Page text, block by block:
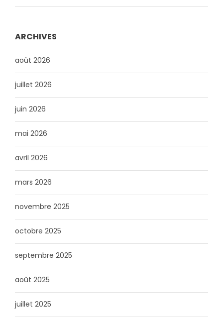
ARCHIVES
août 2026
juillet 2026
juin 2026
mai 2026
avril 2026
mars 2026
novembre 2025
octobre 2025
septembre 2025
août 2025
juillet 2025